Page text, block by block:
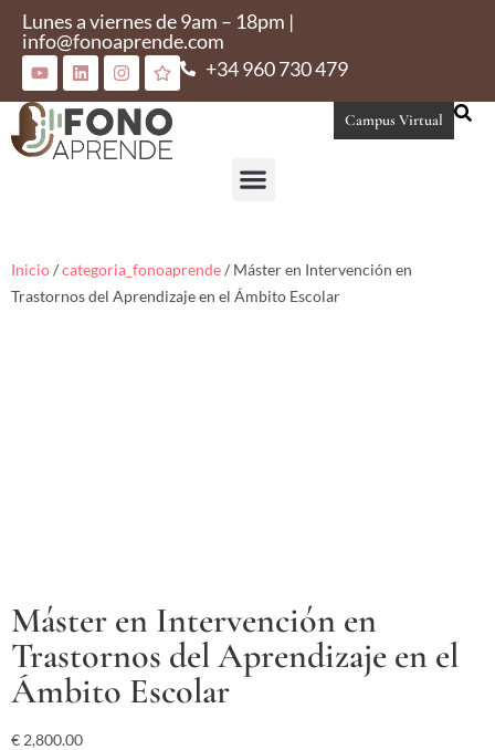
Lunes a viernes de 9am – 18pm |
info@fonoaprende.com
+34 960 730 479
Campus Virtual
Inicio/categoria_fonoaprende/ Máster en Intervención en
Trastornos del Aprendizaje en el Ámbito Escolar
Máster en Intervención en
Trastornos del Aprendizaje en el
Ámbito Escolar
€ 2,800.00